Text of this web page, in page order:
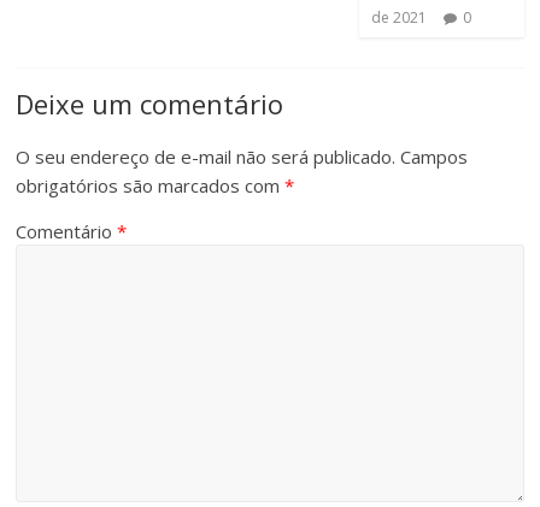
de 2021
0
Deixe um comentário
O seu endereço de e-mail não será publicado. Campos
obrigatórios são marcados com*
Comentário*